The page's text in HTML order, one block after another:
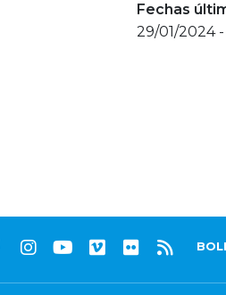
Fechas
29/01/2024